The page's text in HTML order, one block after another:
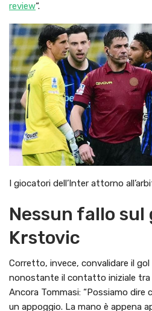
review“.
I giocatori dell’Inter attorno
Nessun fallo sul
Krstovic
Corretto, invece, convalidare il
nonostante il contatto iniziale tra
Ancora Tommasi: “Possiamo dire
un appoggio. La mano è appena